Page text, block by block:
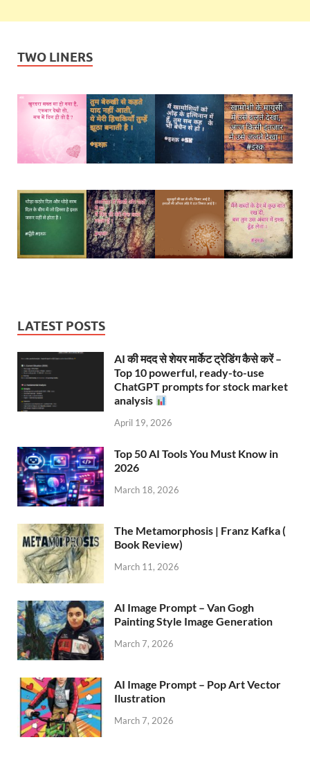
TWO LINERS
LATEST POSTS
AI की मदद से शेयर मार्केट ट्रेडिंग कैसे करें –
Top 10 powerful, ready-to-use
ChatGPT prompts for stock market
analysis
April 19, 2026
Top 50 AI Tools You Must Know in
2026
March 18, 2026
The Metamorphosis | Franz Kafka (
Book Review)
March 11, 2026
AI Image Prompt – Van Gogh
Painting Style Image Generation
March 7, 2026
AI Image Prompt – Pop Art Vector
Ilustration
March 7, 2026